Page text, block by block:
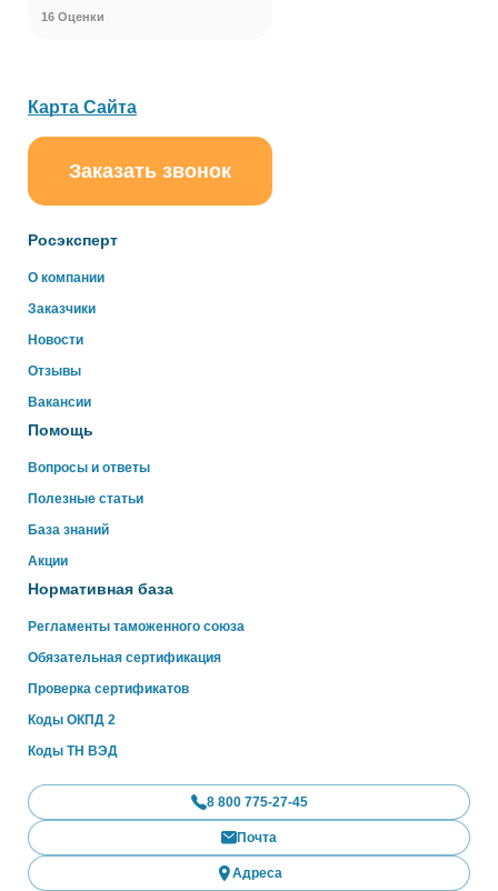
16 Оценки
Росэксперт
О компании
Заказчики
Новости
Отзывы
Вакансии
Помощь
Вопросы и ответы
Полезные статьи
База знаний
Акции
Нормативная база
Регламенты таможенного союза
Обязательная сертификация
Проверка сертификатов
Коды ОКПД 2
Коды ТН ВЭД
Карта Сайта
Заказать звонок
8 800 775-27-45
Почта
Адреса
online
Здравствуйте!
Свяжитесь с нами через WhatsApp нажав на кнопку